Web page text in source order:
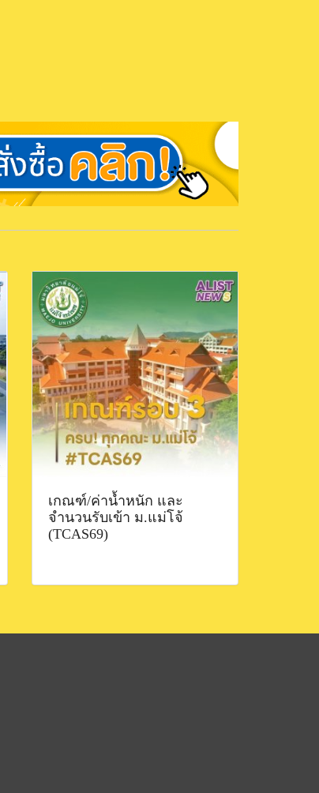
เกณฑ์/ค่าน้ำหนัก และ
จำนวนรับเข้า ม.แม่โจ้
(TCAS69)